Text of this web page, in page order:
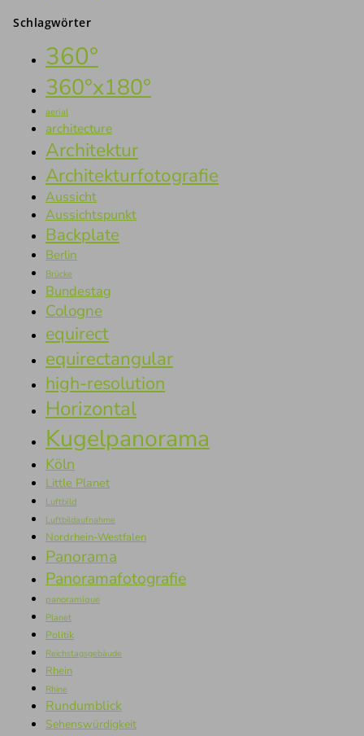
Schlagwörter
360°
360°x180°
aerial
architecture
Architektur
Architekturfotografie
Aussicht
Aussichtspunkt
Backplate
Berlin
Brücke
Bundestag
Cologne
equirect
equirectangular
high-resolution
Horizontal
Kugelpanorama
Köln
Little Planet
Luftbild
Luftbildaufnahme
Nordrhein-Westfalen
Panorama
Panoramafotografie
panoramique
Planet
Politik
Reichstagsgebäude
Rhein
Rhine
Rundumblick
Sehenswürdigkeit